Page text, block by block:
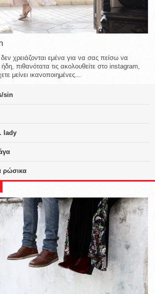
χρειάζονται εμένα για να σας πείσω να
ήδη, πιθανότατα τις ακολουθείτε στο instagram,
μείνει ικανοποιημένες...
sin
lady
ρώσικα